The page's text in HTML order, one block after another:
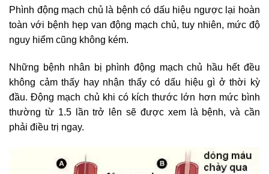
Phình động mạch chủ là bệnh có dấu hiệu ngược lại hoàn
toàn với bệnh hẹp van động mạch chủ, tuy nhiên, mức độ
nguy hiểm cũng không kém.
Những bệnh nhân bị phình động mạch chủ hầu hết đều
không cảm thấy hay nhận thấy có dấu hiệu gì ở thời kỳ
đầu. Động mạch chủ khi có kích thước lớn hơn mức bình
thường từ 1.5 lần trở lên sẽ được xem là bệnh, và cần
phải điều trị ngay.